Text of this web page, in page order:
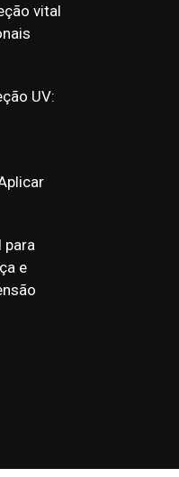
vital
UV:
para
e